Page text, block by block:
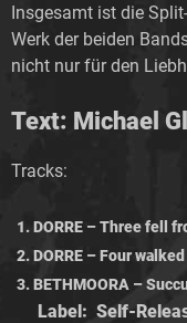
Insgesamt ist die
Werk der beiden
nicht nur für den
Text: Michael
Tracks:
DORRE – Three fell
DORRE – Four
BETHMOORA –
Label: Self-